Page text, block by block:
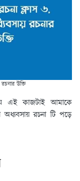
উক্তি
এই কাজটাই আমাকে
রচনা টি পড়ে